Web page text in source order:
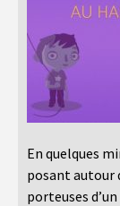
En quelques
posant autour
porteuses